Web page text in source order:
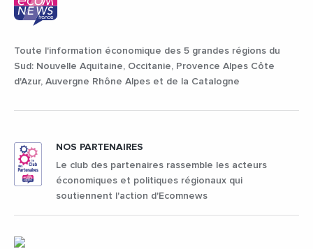
Toute l'information économique des 5 grandes régions du
Sud: Nouvelle Aquitaine, Occitanie, Provence Alpes Côte
d'Azur, Auvergne Rhône Alpes et de la Catalogne
NOS PARTENAIRES
Le club des partenaires rassemble les acteurs
économiques et politiques régionaux qui
soutiennent l'action d'Ecomnews